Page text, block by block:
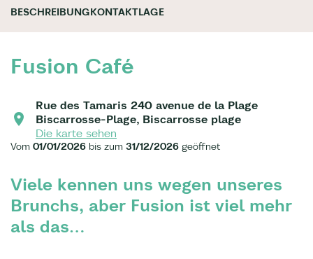
BESCHREIBUNGKONTAKTLAGE
Fusion Café
Rue des Tamaris 240 avenue de la Plage
Biscarrosse-Plage, Biscarrosse plage
Die karte sehen
Vom 01/01/2026 bis zum 31/12/2026 geöffnet
Viele kennen uns wegen unseres
Brunchs, aber Fusion ist viel mehr
als das…